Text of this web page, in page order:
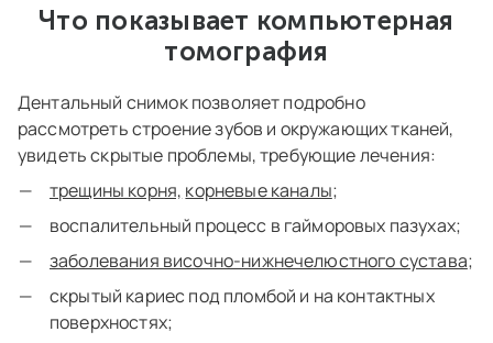
Что показывает компьютерная
томография
Дентальный снимок позволяет подробно
рассмотреть строение зубов и окружающих тканей,
увидеть скрытые проблемы, требующие лечения:
трещины корня, корневые каналы;
воспалительный процесс в гайморовых пазухах;
заболевания височно-нижнечелюстного сустава;
скрытый кариес под пломбой и на контактных
поверхностях;